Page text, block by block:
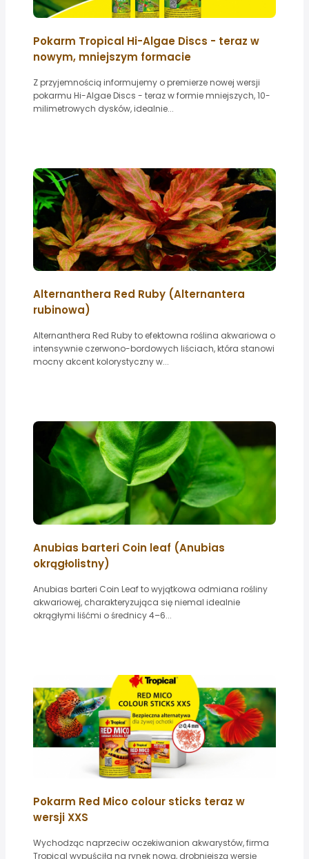
Pokarm Tropical Hi-Algae Discs - teraz w
nowym, mniejszym formacie
Z przyjemnością informujemy o premierze nowej wersji
pokarmu Hi-Algae Discs - teraz w formie mniejszych, 10-
milimetrowych dysków, idealnie...
Alternanthera Red Ruby (Alternantera
rubinowa)
Alternanthera Red Ruby to efektowna roślina akwariowa o
intensywnie czerwono-bordowych liściach, która stanowi
mocny akcent kolorystyczny w...
Anubias barteri Coin leaf (Anubias
okrągłolistny)
Anubias barteri Coin Leaf to wyjątkowa odmiana rośliny
akwariowej, charakteryzująca się niemal idealnie
okrągłymi liśćmi o średnicy 4–6...
Pokarm Red Mico colour sticks teraz w
wersji XXS
Wychodząc naprzeciw oczekiwanion akwarystów, firma
Tropical wypuściła na rynek nową, drobniejszą wersję